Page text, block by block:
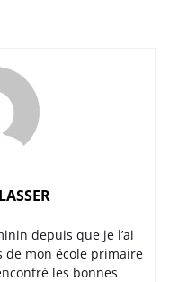
depuis que je l’ai
de mon école primaire
les bonnes